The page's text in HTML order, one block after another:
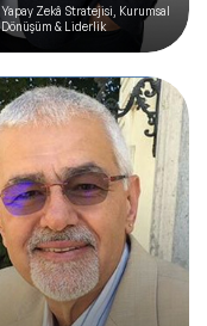
Yapay Zekâ Stratejisi, Kurumsal
Dönüşüm & Liderlik